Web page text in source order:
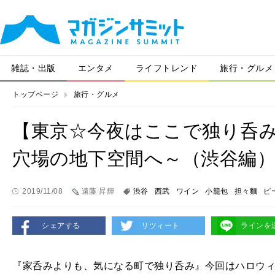
雑誌・出版 エンタメ ライフトレンド 旅行・グルメ
トップページ 旅行・グルメ
【東京☆今夜はここで独り呑
穴場の地下空間へ～（渋谷編
2019/11/08 遠藤 昇輝 渋谷 西武 ワイン 小籠包 担々麵 ピ
シェアする リツィート ラインを
『家呑みよりも、気になる町で独り呑み』今回はハロ